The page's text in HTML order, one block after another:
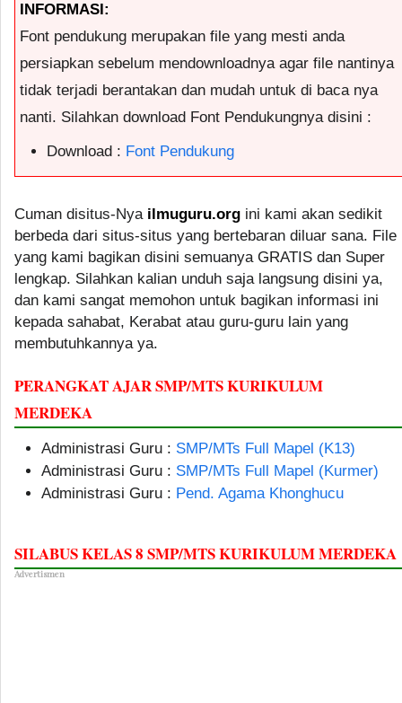
INFORMASI:
Font pendukung merupakan file yang mesti anda
persiapkan sebelum mendownloadnya agar file nantinya
tidak terjadi berantakan dan mudah untuk di baca nya
nanti. Silahkan download Font Pendukungnya disini :
Download : Font Pendukung
Cuman disitus-Nya ilmuguru.org ini kami akan sedikit
berbeda dari situs-situs yang bertebaran diluar sana. File
yang kami bagikan disini semuanya GRATIS dan Super
lengkap. Silahkan kalian unduh saja langsung disini ya,
dan kami sangat memohon untuk bagikan informasi ini
kepada sahabat, Kerabat atau guru-guru lain yang
membutuhkannya ya.
PERANGKAT AJAR SMP/MTS KURIKULUM
MERDEKA
Administrasi Guru : SMP/MTs Full Mapel (K13)
Administrasi Guru : SMP/MTs Full Mapel (Kurmer)
Administrasi Guru : Pend. Agama Khonghucu
SILABUS KELAS 8 SMP/MTS KURIKULUM MERDEKA
Advertismen